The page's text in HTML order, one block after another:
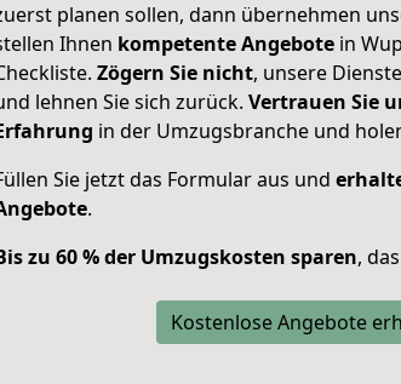
planen sollen, dann übernehmen
Ihnen kompetente Angebote in
Zögern Sie nicht, unsere
lehnen Sie sich zurück. Vertrauen Sie
in der Umzugsbranche und
Sie jetzt das Formular aus und
.
zu 60 % der Umzugskosten sparen,
Kostenlose Angebote